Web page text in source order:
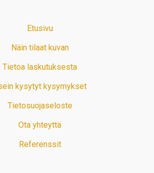
Etusivu
Näin tilaat kuvan
Tietoa laskutuksesta
kysytyt kysymykset
Tietosuojaseloste
Ota yhteyttä
Referenssit